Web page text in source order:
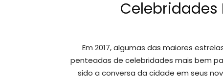
Celebridades
Em 2017, algumas das maiores
penteadas de celebridades mais bem
sido a conversa da cidade em seus